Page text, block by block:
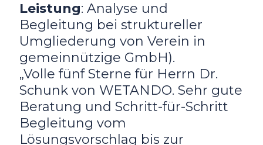
Leistung: Analyse und
Begleitung bei struktureller
Umgliederung von Verein in
gemeinnützige GmbH).
„Volle fünf Sterne für Herrn Dr.
Schunk von WETANDO. Sehr gute
Beratung und Schritt-für-Schritt
Begleitung vom
Lösungsvorschlag bis zur